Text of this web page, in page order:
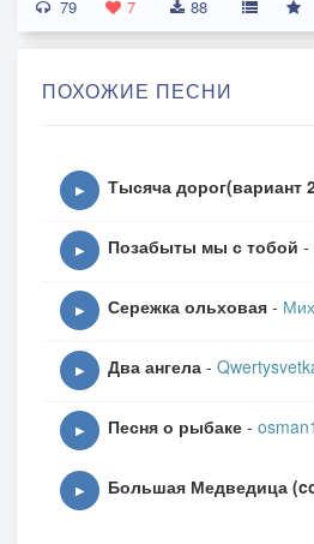
79 7 88
ПОХОЖИЕ ПЕСНИ
▶ Тысяча дорог(вариант
▶ Позабыты мы с тобой -
▶ Сережка ольховая -
▶ Два ангела -
▶ Песня о рыбаке -
▶ Большая Медведица